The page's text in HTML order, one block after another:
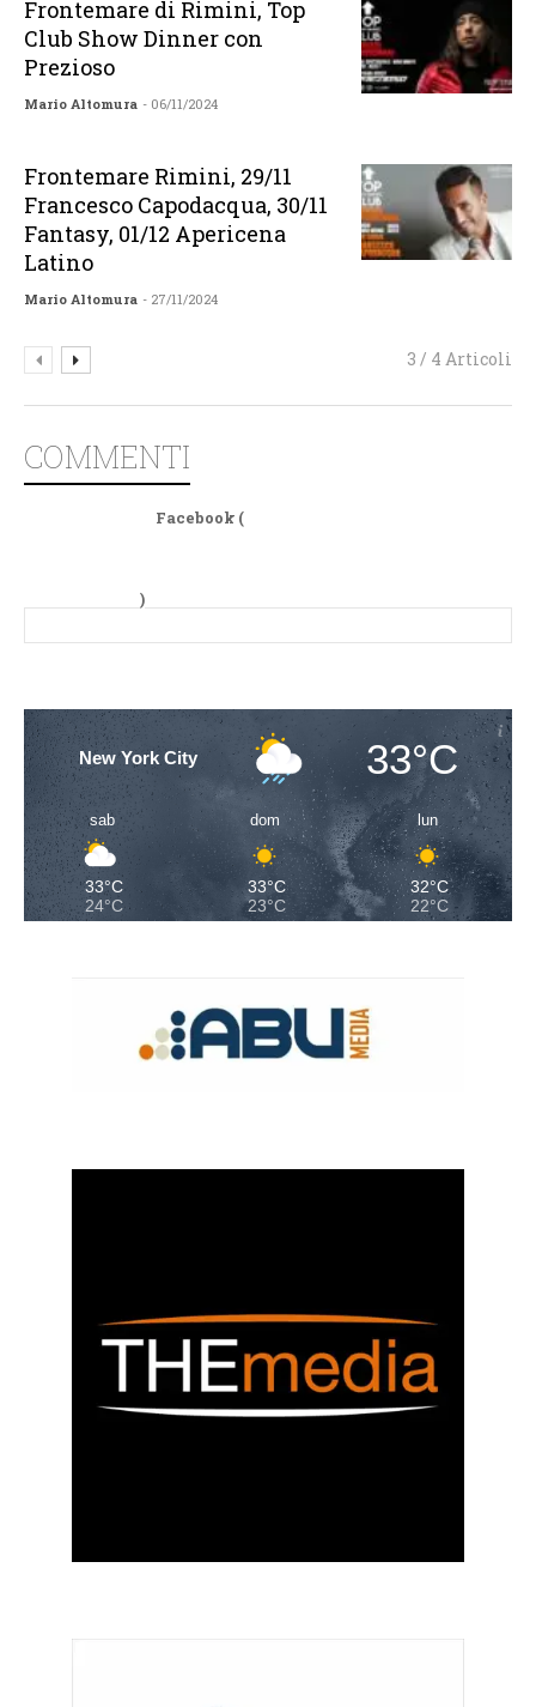
Frontemare di Rimini, Top
Club Show Dinner con
Prezioso
Mario Altomura - 06/11/2024
Frontemare Rimini, 29/11
Francesco Capodacqua, 30/11
Fantasy, 01/12 Apericena
Latino
Mario Altomura - 27/11/2024
3 / 4 Articoli
COMMENTI
Facebook (
)
New York City 33°C
sab
33°C
24°C
dom
33°C
23°C
lun
32°C
22°C